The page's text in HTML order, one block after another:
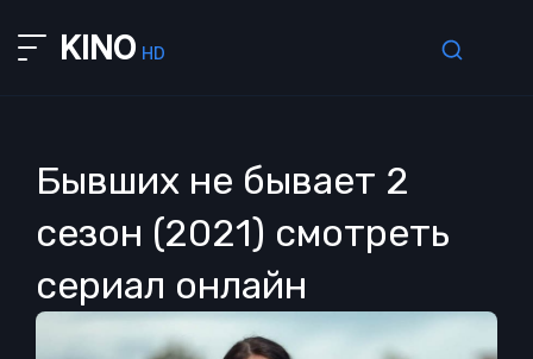
KINO HD
Бывших не бывает 2
сезон (2021) смотреть
сериал онлайн